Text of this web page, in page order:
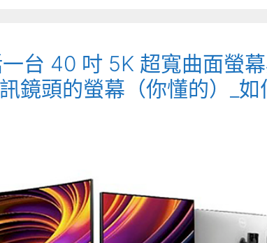
台 40 吋 5K 超寬曲面螢
鏡頭的螢幕（你懂的）_如